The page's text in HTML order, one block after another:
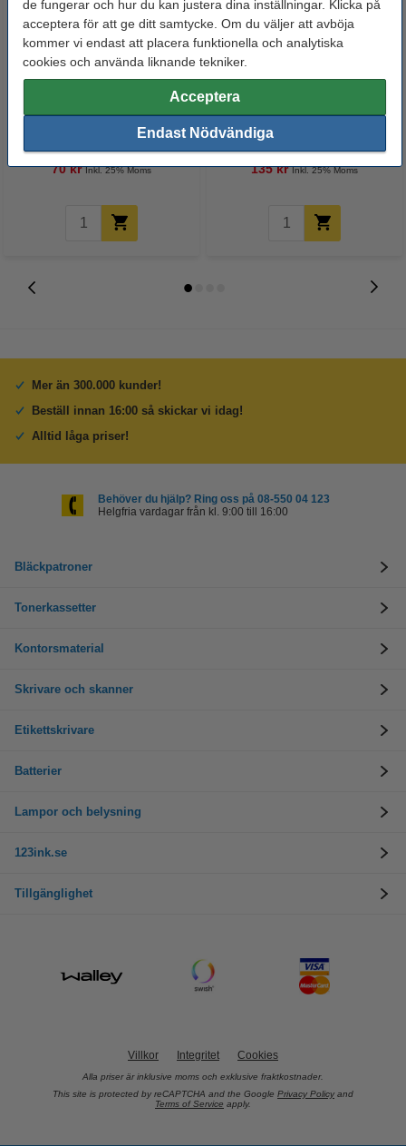
de fungerar och hur du kan justera dina inställningar. Klicka på
acceptera för att ge ditt samtycke. Om du väljer att avböja
kommer vi endast att placera funktionella och analytiska
cookies och använda liknande tekniker.
Acceptera
Endast Nödvändiga
ersätter Brother DK-11201
90mm x 29mm
70 kr Inkl. 25% Moms
ersätter Brother DK-11202
etikett | 100mm x 62mm
135 kr Inkl. 25% Moms
Mer än 300.000 kunder!
Beställ innan 16:00 så skickar vi idag!
Alltid låga priser!
Behöver du hjälp? Ring oss på 08-550 04 123
Helgfria vardagar från kl. 9:00 till 16:00
Bläckpatroner
Tonerkassetter
Kontorsmaterial
Skrivare och skanner
Etikettskrivare
Batterier
Lampor och belysning
123ink.se
Tillgänglighet
Villkor Integritet Cookies
Alla priser är inklusive moms och exklusive fraktkostnader.
This site is protected by reCAPTCHA and the Google Privacy Policy and
Terms of Service apply.